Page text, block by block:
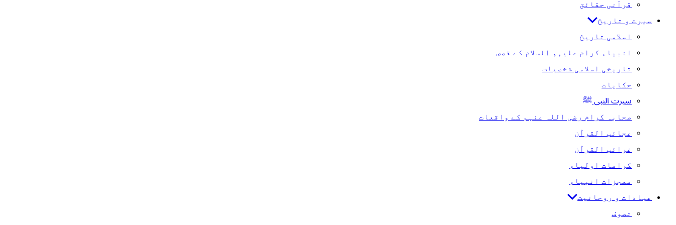
قرآنی حقائق
سیرت و تاریخ
اسلامی تاریخ
انبیاء کرام علیہم السلام کے قصص
تاریخی اسلامی شخصیات
حکایات
سیرت النبی ﷺ
صحابہ کرام رضی اللہ عنہم کے واقعات
عجائب القرآن
غرائب القرآن
کرامات اولیاء
معجزات انبیاء
عبادات و روحانیت
تصوف